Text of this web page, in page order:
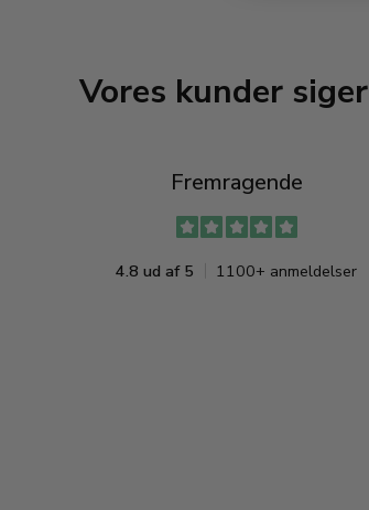
Vores kunder siger
Fremragende
4.8 ud af 5 1100+ anmeldelser